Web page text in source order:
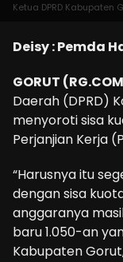
Ketua DPRD
Deisy : Pemda
GORUT
Daerah (DPRD)
menyoroti sisa
Perjanjian Kerja
“Harusnya itu
dengan sisa
anggaranya
baru 1.050-an
Kabupaten